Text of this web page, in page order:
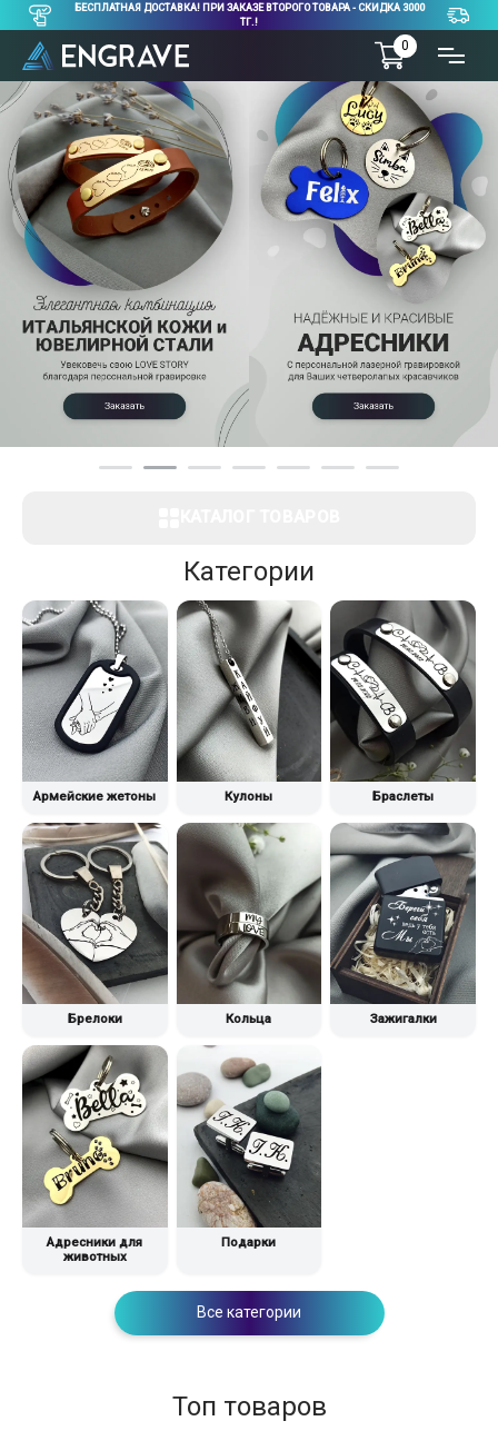
БЕСПЛАТНАЯ ДОСТАВКА! ПРИ ЗАКАЗЕ ВТОРОГО ТОВАРА - СКИДКА 3000
ТГ.!
0
Категории
Армейские жетоны Кулоны Браслеты
Брелоки Кольца Зажигалки
Адресники для
животных
Подарки
Все категории
Топ товаров